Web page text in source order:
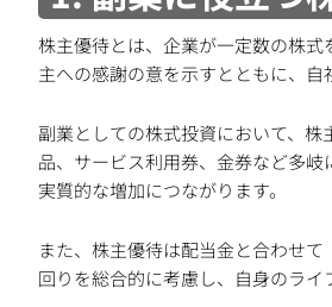
株主優待とは、企業が一定数の株
主への感謝の意を示すとともに、自
副業としての株式投資において、
品、サービス利用券、金券など多
実質的な増加につながります。
また、株主優待は配当金と合わせ
回りを総合的に考慮し、自身のライ